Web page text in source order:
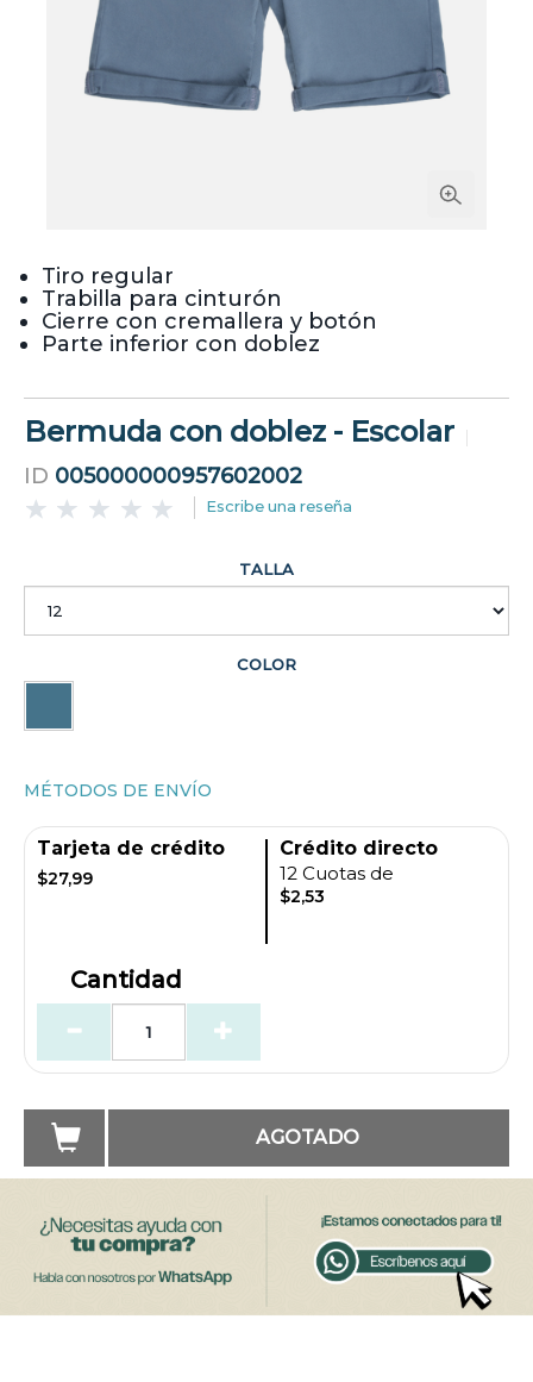
Tiro regular
Trabilla para cinturón
Cierre con cremallera y botón
Parte inferior con doblez
Bermuda con doblez - Escolar
ID 005000000957602002
Escribe una reseña
TALLA
COLOR
MÉTODOS DE ENVÍO
Tarjeta de crédito
$27,99
Crédito directo
12 Cuotas de
$2,53
Cantidad
AGOTADO